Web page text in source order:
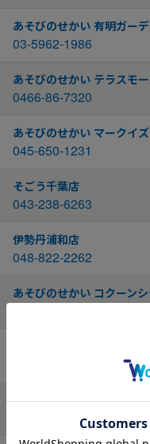
あそびのせかい 有明ガー
03-5962-1986
あそびのせかい テラスモ
0466-86-7320
あそびのせかい マークイ
045-650-1231
そごう千葉店
043-238-6263
伊勢丹浦和店
048-822-2262
あそびのせかい コクーン
大丸札幌店
011-211-1710